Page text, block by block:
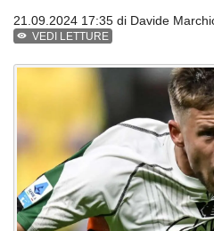
21.09.2024 17:35 di Davide
VEDI LETTURE